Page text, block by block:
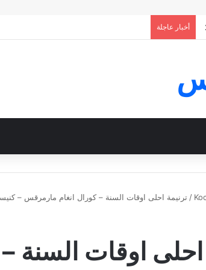
أخبار عاجلة
/ ترنيمة احلى اوقات السنة – كورال انغام مارمرقس –
احلى اوقات السنة